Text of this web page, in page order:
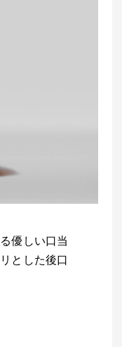
優しい口当
とした後口